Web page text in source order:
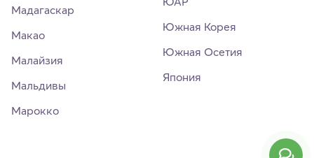
Мадагаскар
Макао
Малайзия
Мальдивы
Марокко
Южная Корея
Южная Осетия
Япония